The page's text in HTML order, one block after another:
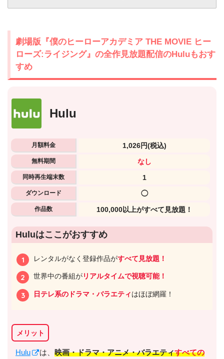
出典:U-NEXTヘルプセンター
劇場版『僕のヒーローアカデミア THE MOVIE ヒー
ローズ:ライジング』の全作見放題配信のHuluもおす
すめ
Hulu
月額料金 1,026円(税込)
無料期間 なし
同時再生端末数 1
ダウンロード ◯
作品数 100,000以上がすべて見放題！
Huluはここがおすすめ
レンタルがなく登録作品がすべて見放題！
世界中の番組がリアルタイムで視聴可能！
日テレ系のドラマ・バラエティはほぼ網羅！
メリット
Hulu は、 映画・ドラマ・アニメ・バラエティすべての